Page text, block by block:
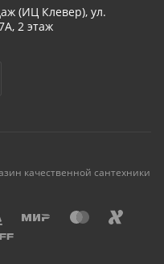
(ИЦ Клевер), ул.
2 этаж
качественной сантехники